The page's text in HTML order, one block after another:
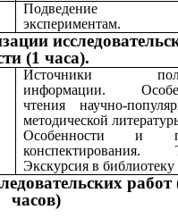
Подведение
экспериментам.
(1 часа).
Источники
информации.
чтения научно-
методической
Особенности и
конспектирования.
Экскурсия в библиотеку
работ
часов)